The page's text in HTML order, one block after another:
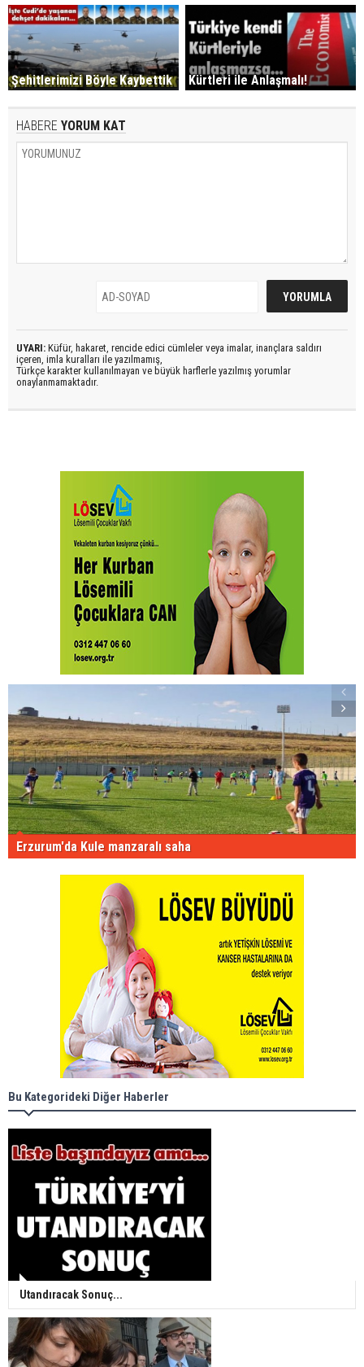
Şehitlerimizi Böyle Kaybettik Kürtleri ile Anlaşmalı!
HABERE YORUM KAT
UYARI: Küfür, hakaret, rencide edici cümleler veya imalar, inançlara saldırı
içeren, imla kuralları ile yazılmamış,
Türkçe karakter kullanılmayan ve büyük harflerle yazılmış yorumlar
onaylanmamaktadır.
Erzurum'da Kule manzaralı saha
Bu Kategorideki Diğer Haberler
Utandıracak Sonuç...